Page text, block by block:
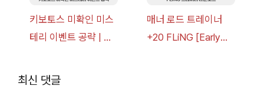
키보토스 미확인 미스
테리 이벤트 공략 | 블
매너 로드 트레이너
+20 FLiNG [Early
최신 댓글